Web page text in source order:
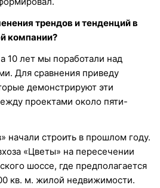
трендов и тенденций в
компании?
10 лет мы поработали над
Для сравнения приведу
демонстрируют эти
проектами около пяти-
начали строить в прошлом году.
«Цветы» на пересечении
шоссе, где предполагается
кв. м. жилой недвижимости.